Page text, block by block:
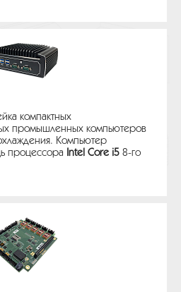
компактных
промышленных компьютеров
Компьютер
процессора Intel Core i5 8-го